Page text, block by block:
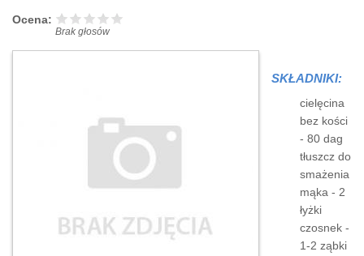
Ocena:
Brak głosów
SKŁADNIKI:
cielęcina
bez kości
- 80 dag
tłuszcz do
smażenia
mąka - 2
łyżki
czosnek -
1-2 ząbki